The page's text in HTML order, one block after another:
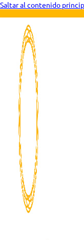
Saltar al contenido